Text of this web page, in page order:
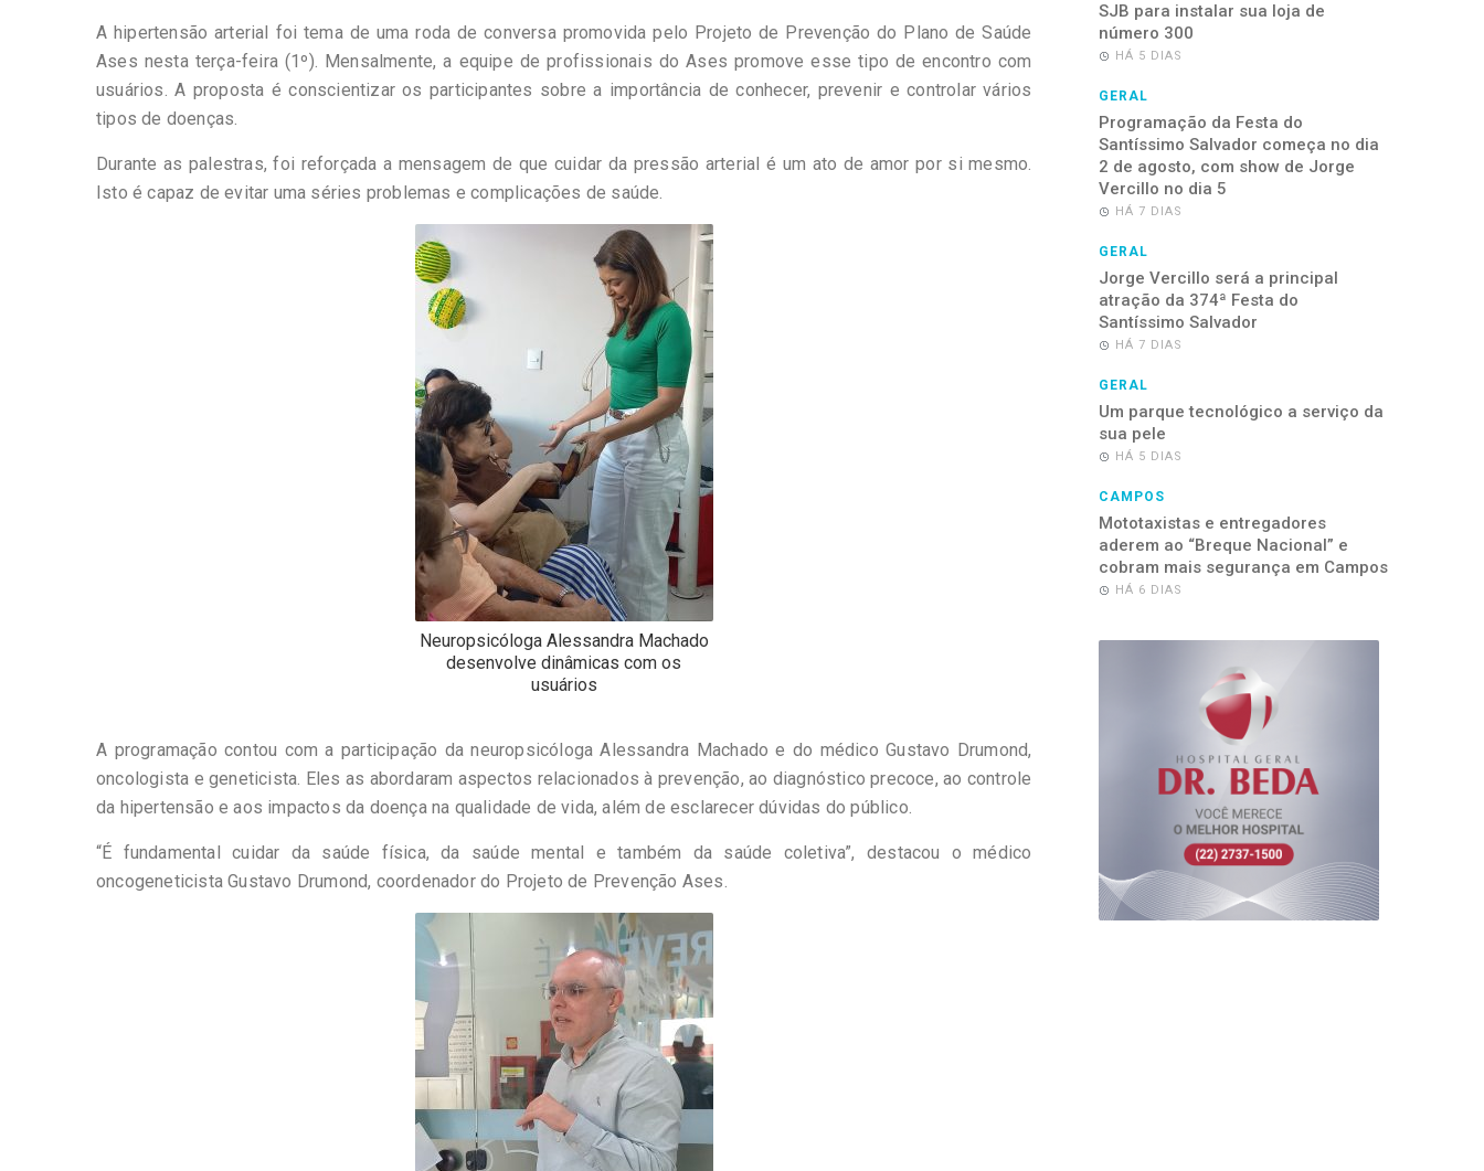
A hipertensão arterial foi tema de uma roda de conversa promovida pelo Projeto de Prevenção do Plano de Saúde
Ases nesta terça-feira (1º). Mensalmente, a equipe de profissionais do Ases promove esse tipo de encontro com
usuários. A proposta é conscientizar os participantes sobre a importância de conhecer, prevenir e controlar vários
tipos de doenças.
Durante as palestras, foi reforçada a mensagem de que cuidar da pressão arterial é um ato de amor por si mesmo.
Isto é capaz de evitar uma séries problemas e complicações de saúde.
Neuropsicóloga Alessandra Machado
desenvolve dinâmicas com os
usuários
A programação contou com a participação da neuropsicóloga Alessandra Machado e do médico Gustavo Drumond,
oncologista e geneticista. Eles as abordaram aspectos relacionados à prevenção, ao diagnóstico precoce, ao controle
da hipertensão e aos impactos da doença na qualidade de vida, além de esclarecer dúvidas do público.
“É fundamental cuidar da saúde física, da saúde mental e também da saúde coletiva”, destacou o médico
oncogeneticista Gustavo Drumond, coordenador do Projeto de Prevenção Ases.
SJB para instalar sua loja de
número 300
HÁ 5 DIAS
GERAL
Programação da Festa do
Santíssimo Salvador começa no dia
2 de agosto, com show de Jorge
Vercillo no dia 5
HÁ 7 DIAS
GERAL
Jorge Vercillo será a principal
atração da 374ª Festa do
Santíssimo Salvador
HÁ 7 DIAS
GERAL
Um parque tecnológico a serviço da
sua pele
HÁ 5 DIAS
CAMPOS
Mototaxistas e entregadores
aderem ao “Breque Nacional” e
cobram mais segurança em Campos
HÁ 6 DIAS